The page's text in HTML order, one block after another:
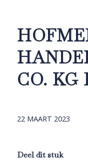
CO. KG
22 MAART 2023
Deel dit stuk